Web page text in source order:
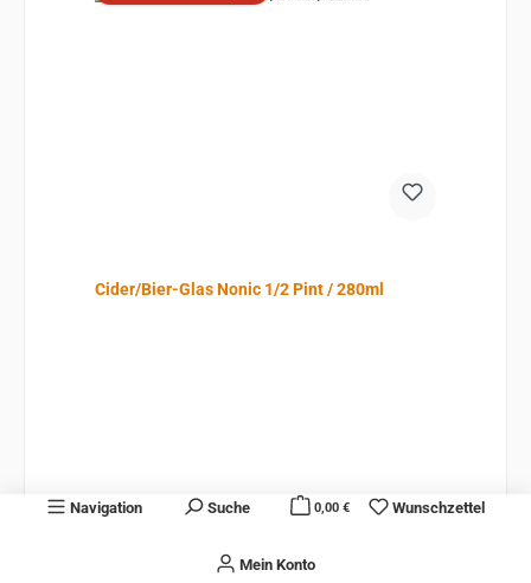
Navigation Suche Wunschzettel
Mein Konto
0,00 €
Cider/Bier-Glas Nonic 1/2 Pint / 280ml
Regulärer Preis:
2,99 €